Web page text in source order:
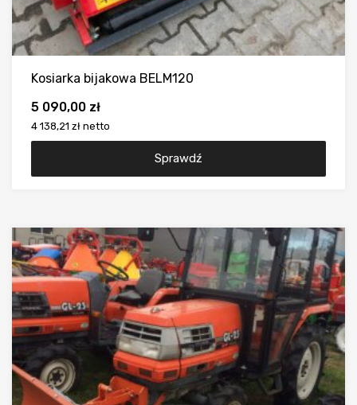
Kosiarka bijakowa BELM120
5 090,00 zł
4 138,21 zł netto
Sprawdź